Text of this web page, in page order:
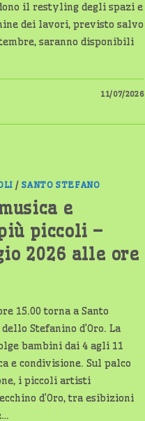
il restyling degli spazi e
dei lavori, previsto salvo
saranno disponibili
11/07/2026
/ SANTO STEFANO
e
piccoli –
2026 alle ore
15.00 torna a Santo
Stefanino d’Oro. La
bambini dai 4 agli 11
e condivisione. Sul palco
i piccoli artisti
d’Oro, tra esibizioni